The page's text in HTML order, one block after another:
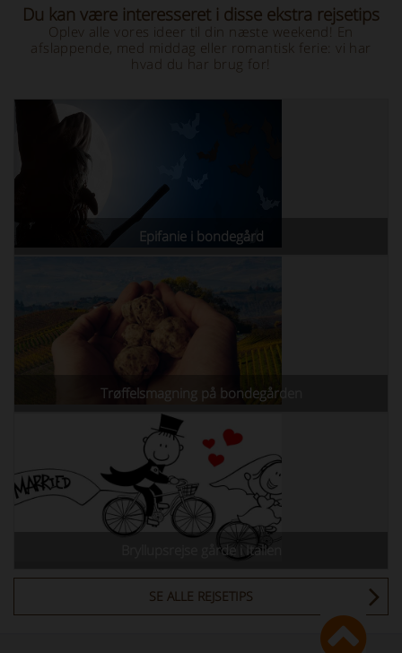
Du kan være interesseret i disse ekstra rejsetips
Oplev alle vores ideer til din næste weekend! En
afslappende, med middag eller romantisk ferie: vi har
hvad du har brug for!
Epifanie i bondegård
Trøffelsmagning på bondegården
Bryllupsrejse gårde i Italien
SE ALLE REJSETIPS